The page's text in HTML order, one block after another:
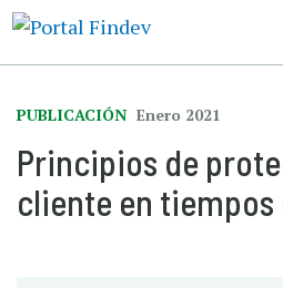
PUBLICACIÓN Enero 2021
Principios de
cliente en